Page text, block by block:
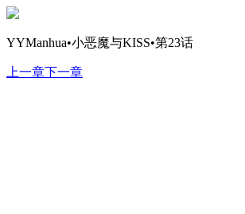
YYManhua•小恶魔与KISS•第23话
上一章下一章